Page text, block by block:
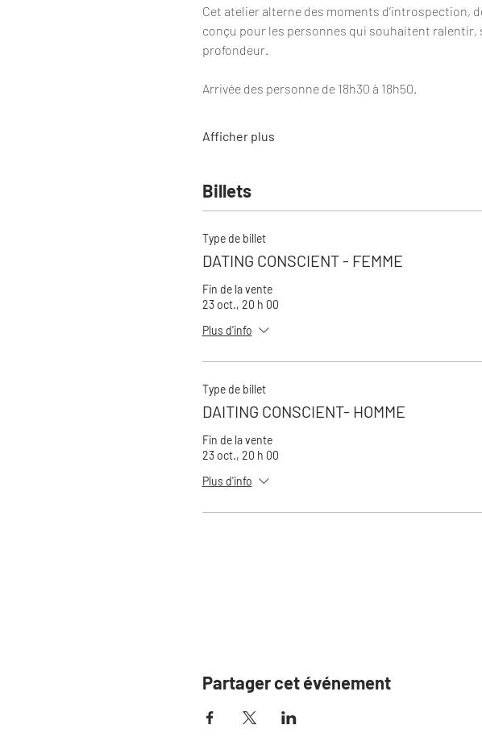
Cet atelier alterne des moments d’introspection,
conçu pour les personnes qui souhaitent ralentir,
profondeur.
Arrivée des personne de 18h30 à 18h50.
Afficher plus
Billets
Type de billet
DATING CONSCIENT - FEMME
Fin de la vente
23 oct., 20 h 00
Plus d'info
Type de billet
DAITING CONSCIENT- HOMME
Fin de la vente
23 oct., 20 h 00
Plus d'info
Partager cet événement